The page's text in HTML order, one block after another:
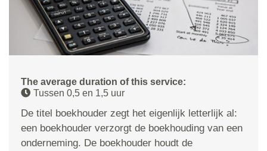
The average duration of this service:
Tussen 0,5 en 1,5 uur
De titel boekhouder zegt het eigenlijk letterlijk al:
een boekhouder verzorgt de boekhouding van een
onderneming. De boekhouder houdt de